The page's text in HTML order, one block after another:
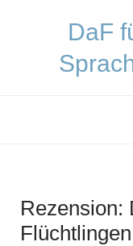
DaF
Rezension: